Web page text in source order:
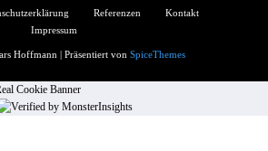
Referenzen
Kontakt
Impressum
Hoffmann | Präsentiert von SpiceThemes
Cookie Banner